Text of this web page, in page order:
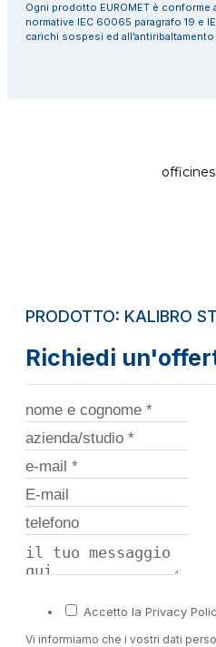
Ogni prodotto EUROMET è
normative IEC 60065 paragrafo 19 e
carichi sospesi ed
PRODOTTO: KALIBRO
Richiedi
Accetto la Privacy
Vi informiamo che i vostri dati